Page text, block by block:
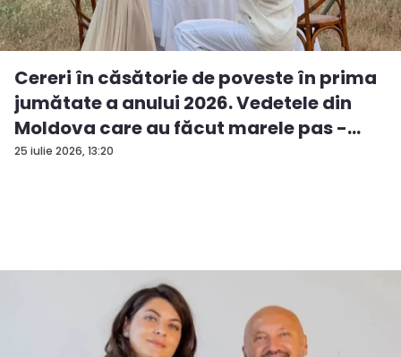
25 iulie 2026, 13:20
Cereri în căsătorie de poveste în prima
jumătate a anului 2026. Vedetele din
Moldova care au făcut marele pas -
FO...